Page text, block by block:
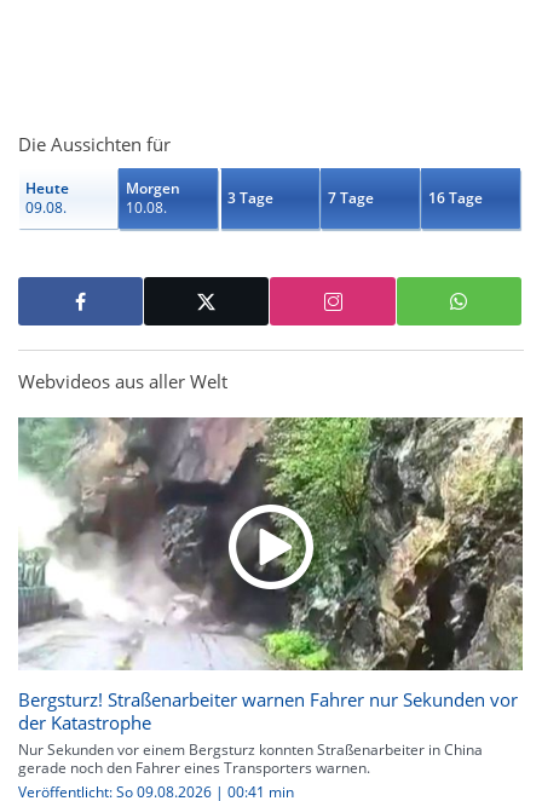
Die Aussichten für
Heute
09.08.
Morgen
10.08.
3 Tage 7 Tage 16 Tage
Webvideos aus aller Welt
Bergsturz! Straßenarbeiter warnen Fahrer nur Sekunden vor
der Katastrophe
Nur Sekunden vor einem Bergsturz konnten Straßenarbeiter in China
gerade noch den Fahrer eines Transporters warnen.
Veröffentlicht: So 09.08.2026 | 00:41 min